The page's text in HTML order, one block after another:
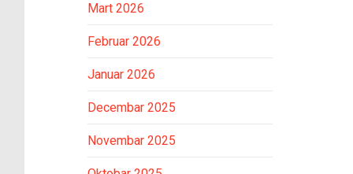
Mart 2026
Februar 2026
Januar 2026
Decembar 2025
Novembar 2025